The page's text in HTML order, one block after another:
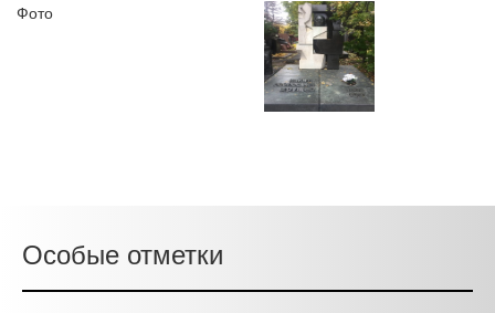
Фото
Особые отметки